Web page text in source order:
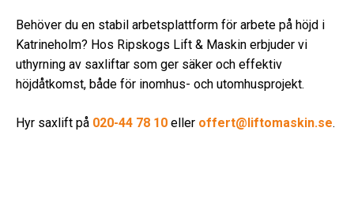
Behöver du en stabil arbetsplattform för arbete på höjd i
Katrineholm? Hos Ripskogs Lift & Maskin erbjuder vi
uthyrning av saxliftar som ger säker och effektiv
höjdåtkomst, både för inomhus- och utomhusprojekt.
Hyr saxlift på 020-44 78 10 eller offert@liftomaskin.se.